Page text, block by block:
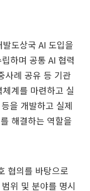
도상국 AI 도입을
하며 공통 AI 협력
사례 공유 등 기관
계를 마련하고 실
을 개발하고 실제
해결하는 역할을
협의를 바탕으로
위 및 분야를 명시